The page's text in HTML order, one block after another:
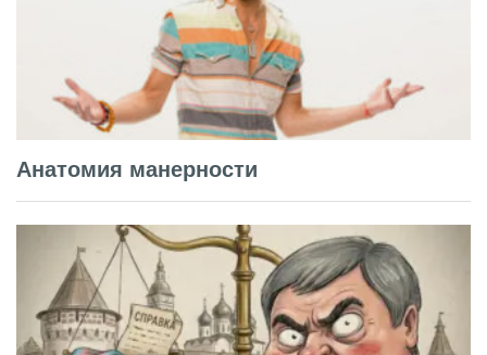
Анатомия манерности